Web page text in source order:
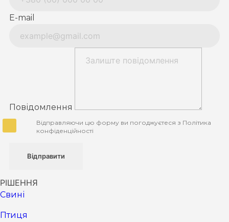
E-mail
Повідомлення
Відправляючи цю форму ви погоджуєтеся з Політика
конфіденційності
Відправити
РІШЕННЯ
Cвині
Птиця